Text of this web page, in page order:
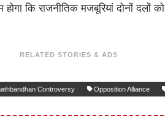
कि राजनीतिक मजबूरियां दोनों दलों
RELATED STORIES & ADS
Controversy Opposition Alliance